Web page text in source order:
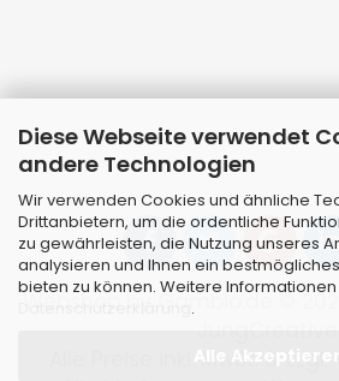
Diese Webseite verwendet
andere Technologien
Wir verwenden Cookies und ähnliche
Drittanbietern, um die ordentliche
zu gewährleisten, die Nutzung unseres
analysieren und Ihnen ein
bieten zu können. Weitere
.
Alle Akzeptieren
Webshopby Gambio.de ©
Alle Preise inkl. MwSt. &